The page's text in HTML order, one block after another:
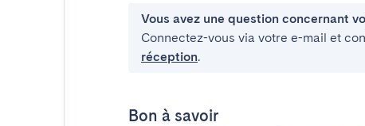
Vous avez une question concernant
Connectez-vous via votre e-mail et
réception.
Bon à savoir